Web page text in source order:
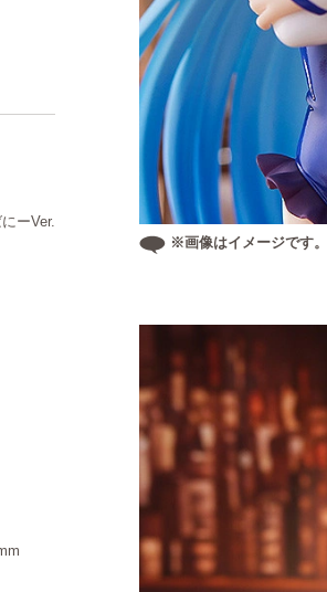
※画像はイメージです。
ーVer.